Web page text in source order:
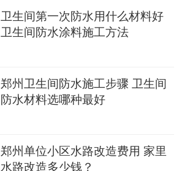
卫生间第一次防水用什么材料好
卫生间防水涂料施工方法
郑州卫生间防水施工步骤 卫生间
防水材料选哪种最好
郑州单位小区水路改造费用 家里
水路改造多少钱？